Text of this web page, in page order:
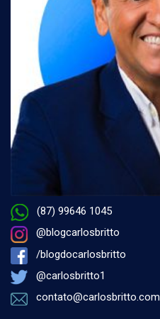
(87) 99646 1045
@blogcarlosbritto
/blogdocarlosbritto
@carlosbritto1
contato@carlosbritto.com